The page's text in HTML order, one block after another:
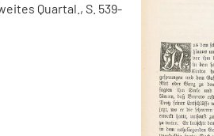
Quartal., S. 539-